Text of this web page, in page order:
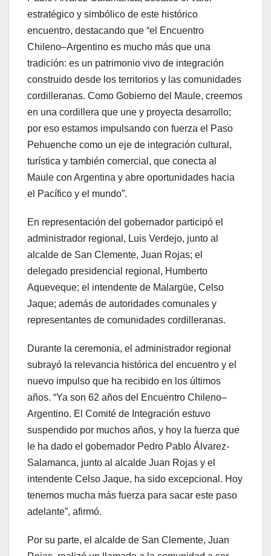
estratégico y simbólico de este histórico
encuentro, destacando que “el Encuentro
Chileno–Argentino es mucho más que una
tradición: es un patrimonio vivo de integración
construido desde los territorios y las comunidades
cordilleranas. Como Gobierno del Maule, creemos
en una cordillera que une y proyecta desarrollo;
por eso estamos impulsando con fuerza el Paso
Pehuenche como un eje de integración cultural,
turística y también comercial, que conecta al
Maule con Argentina y abre oportunidades hacia
el Pacífico y el mundo”.
En representación del gobernador participó el
administrador regional, Luis Verdejo, junto al
alcalde de San Clemente, Juan Rojas; el
delegado presidencial regional, Humberto
Aqueveque; el intendente de Malargüe, Celso
Jaque; además de autoridades comunales y
representantes de comunidades cordilleranas.
Durante la ceremonia, el administrador regional
subrayó la relevancia histórica del encuentro y el
nuevo impulso que ha recibido en los últimos
años. “Ya son 62 años del Encuentro Chileno–
Argentino. El Comité de Integración estuvo
suspendido por muchos años, y hoy la fuerza que
le ha dado el gobernador Pedro Pablo Álvarez-
Salamanca, junto al alcalde Juan Rojas y el
intendente Celso Jaque, ha sido excepcional. Hoy
tenemos mucha más fuerza para sacar este paso
adelante”, afirmó.
Por su parte, el alcalde de San Clemente, Juan